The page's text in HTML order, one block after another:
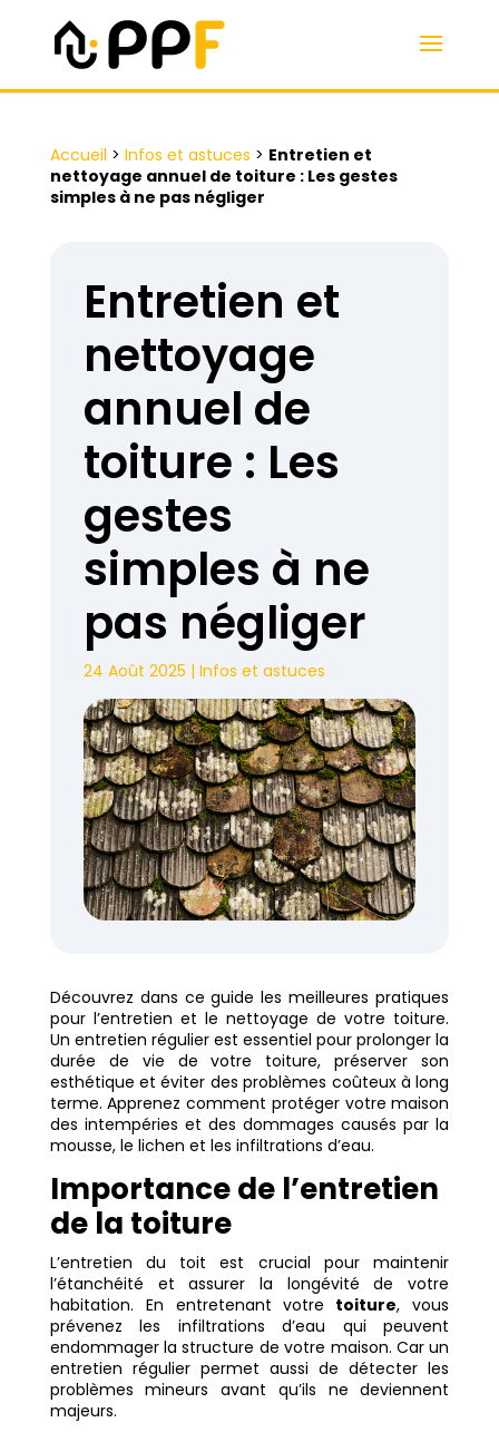
Accueil > Infos et astuces > Entretien et
nettoyage annuel de toiture : Les gestes
simples à ne pas négliger
Entretien et
nettoyage
annuel de
toiture : Les
gestes
simples à ne
pas négliger
24 Août 2025 | Infos et astuces
Découvrez dans ce guide les meilleures pratiques
pour l’entretien et le nettoyage de votre toiture.
Un entretien régulier est essentiel pour prolonger la
durée de vie de votre toiture, préserver son
esthétique et éviter des problèmes coûteux à long
terme. Apprenez comment protéger votre maison
des intempéries et des dommages causés par la
mousse, le lichen et les infiltrations d’eau.
Importance de l’entretien
de la toiture
L’entretien du toit est crucial pour maintenir
l’étanchéité et assurer la longévité de votre
habitation. En entretenant votre toiture, vous
prévenez les infiltrations d’eau qui peuvent
endommager la structure de votre maison. Car un
entretien régulier permet aussi de détecter les
problèmes mineurs avant qu’ils ne deviennent
majeurs.